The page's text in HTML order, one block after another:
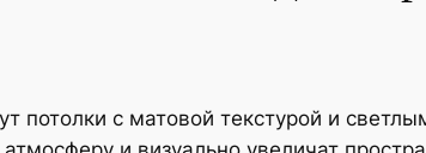
потолки с матовой текстурой и